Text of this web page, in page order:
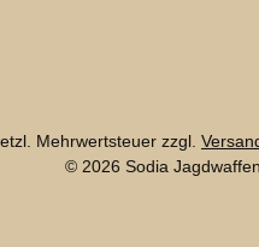
Mehrwertsteuer zzgl.
© 2026 Sodia